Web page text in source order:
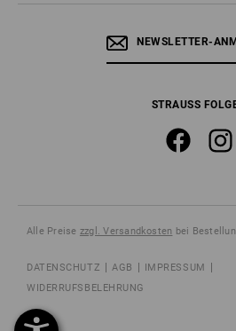
NEWSLETTER-
STRAUSS
Alle Preise zzgl. Versandkosten bei
DATENSCHUTZ AGB
IMPRESSUM
WIDERRUFSBELEHRUNG